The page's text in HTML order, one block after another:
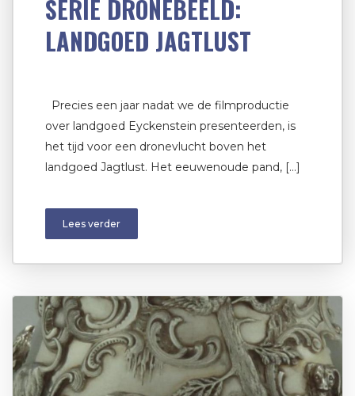
SERIE DRONEBEELD:
LANDGOED JAGTLUST
Precies een jaar nadat we de filmproductie
over landgoed Eyckenstein presenteerden, is
het tijd voor een dronevlucht boven het
landgoed Jagtlust. Het eeuwenoude pand, […]
Lees verder